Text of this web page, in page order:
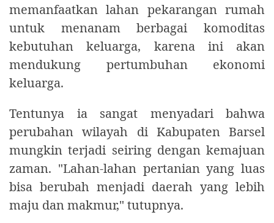
memanfaatkan lahan pekarangan rumah
untuk menanam berbagai komoditas
kebutuhan keluarga, karena ini akan
mendukung pertumbuhan ekonomi
keluarga.
Tentunya ia sangat menyadari bahwa
perubahan wilayah di Kabupaten Barsel
mungkin terjadi seiring dengan kemajuan
zaman. "Lahan-lahan pertanian yang luas
bisa berubah menjadi daerah yang lebih
maju dan makmur," tutupnya.